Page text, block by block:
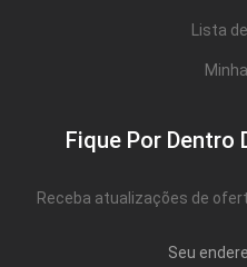
Lista
Fique Por Dentro
Receba atualizações de